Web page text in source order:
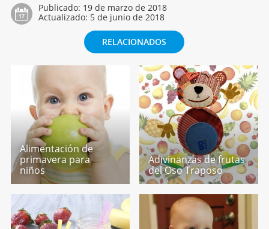
Publicado: 19 de marzo de 2018
Actualizado: 5 de junio de 2018
RELACIONADOS
Alimentación de
primavera para
niños
Adivinanzas de frutas
del Oso Traposo